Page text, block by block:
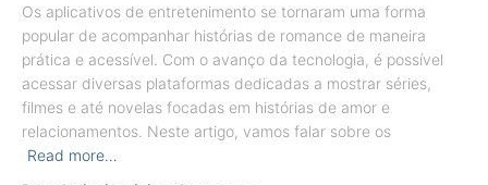
Os aplicativos de entretenimento se tornaram uma forma
popular de acompanhar histórias de romance de maneira
prática e acessível. Com o avanço da tecnologia, é possível
acessar diversas plataformas dedicadas a mostrar séries,
filmes e até novelas focadas em histórias de amor e
relacionamentos. Neste artigo, vamos falar sobre os
Read more…